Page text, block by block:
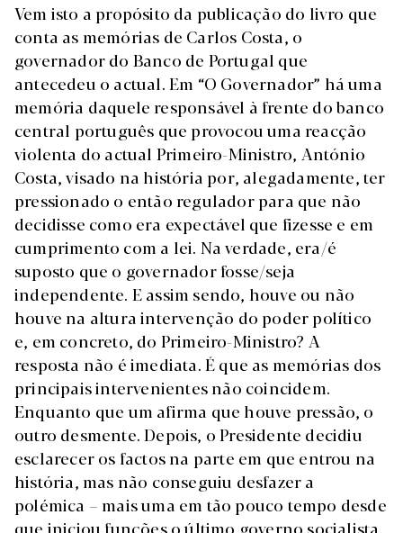
Vem isto a propósito da publicação do livro que
conta as memórias de Carlos Costa, o
governador do Banco de Portugal que
antecedeu o actual. Em “O Governador” há uma
memória daquele responsável à frente do banco
central português que provocou uma reacção
violenta do actual Primeiro-Ministro, António
Costa, visado na história por, alegadamente, ter
pressionado o então regulador para que não
decidisse como era expectável que fizesse e em
cumprimento com a lei. Na verdade, era/é
suposto que o governador fosse/seja
independente. E assim sendo, houve ou não
houve na altura intervenção do poder político
e, em concreto, do Primeiro-Ministro? A
resposta não é imediata. É que as memórias dos
principais intervenientes não coincidem.
Enquanto que um afirma que houve pressão, o
outro desmente. Depois, o Presidente decidiu
esclarecer os factos na parte em que entrou na
história, mas não conseguiu desfazer a
polémica – mais uma em tão pouco tempo desde
que iniciou funções o último governo socialista.